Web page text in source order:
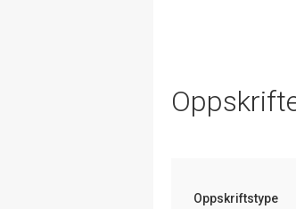
Oppskriftstype